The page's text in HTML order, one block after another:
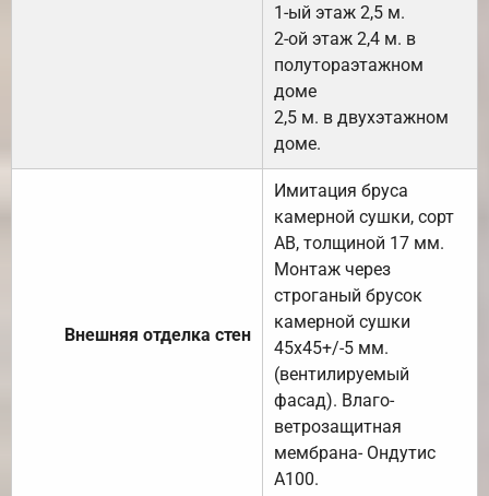
1-ый этаж 2,5 м.
2-ой этаж 2,4 м. в
полутораэтажном
доме
2,5 м. в двухэтажном
доме.
Внешняя отделка стен
Имитация бруса
камерной сушки, сорт
АВ, толщиной 17 мм.
Монтаж через
строганый брусок
камерной сушки
45х45+/-5 мм.
(вентилируемый
фасад). Влаго-
ветрозащитная
мембрана- Ондутис
А100.